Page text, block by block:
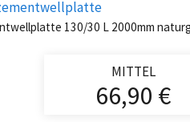
130/30 L 2000mm
MITTEL
66,90 €